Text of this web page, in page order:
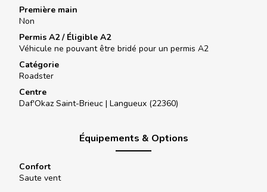
Première main
Non
Permis A2 / Éligible A2
Véhicule ne pouvant être bridé pour un permis A2
Catégorie
Roadster
Centre
Daf'Okaz Saint-Brieuc | Langueux (22360)
Équipements & Options
Confort
Saute vent